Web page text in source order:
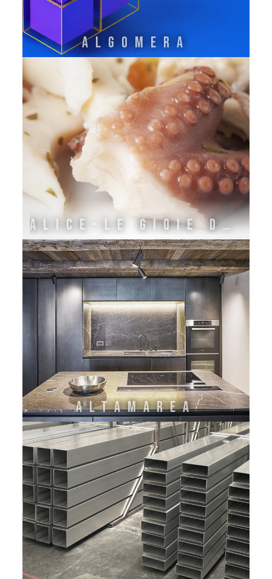
ALGOMERA
ALICE-LE GIOIE DELL'ADRIATICO
ALTAMAREA